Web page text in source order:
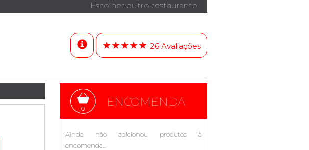
Escolher outro restaurante
★★★★★ 26 Avaliações
0 ENCOMENDA
Ainda não adicionou produtos à
encomenda...